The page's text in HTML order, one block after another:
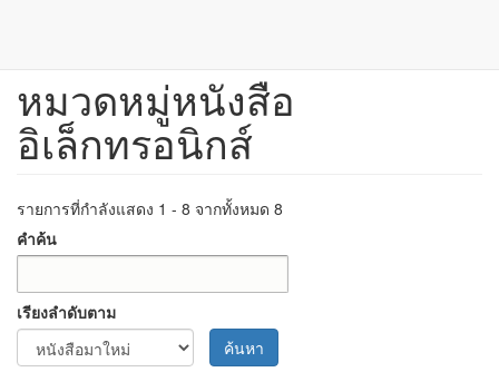
เนื้อหา
หมวดหมู่หนังสือ
อิเล็กทรอนิกส์
รายการที่กำลังแสดง 1 - 8 จากทั้งหมด 8
คำค้น
เรียงลำดับตาม
ค้นหา